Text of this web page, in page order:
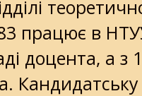
працює в
доцента, а з
2015